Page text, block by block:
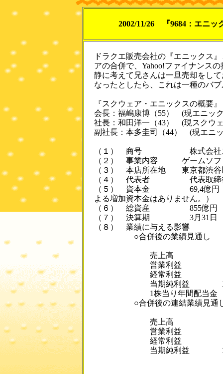
2002/11/26 『9684：エニッ
ドラクエ販売会社の『エニックス
アの合併で、Yahoo!ファイナンス
静に考えて兄さんは一旦売却をし
なったとしたら、これは一種のバ
『スクウェア・エニックスの概要』
会長：福嶋康博（55） (現エニッ
社長：和田洋一（43） (現スクウ
副社長：本多圭司（44） (現エニ
（１） 商号 株式会社スク
（２） 事業内容 ゲームソフト
（３） 本店所在地 東京都渋谷
（４） 代表者 代表取締役
（５） 資本金 69,4億円（平
よる増加資本金はありません。）
（６） 総資産 855億円
（７） 決算期 3月31日
（８） 業績に与える影響
○合併後の業績見通し
売上高 570
営業利益
経常利益
当期純利益
1株当り年間配当
○合併後の連結業績見通
売上高 610
営業利益
経常利益
当期純利益